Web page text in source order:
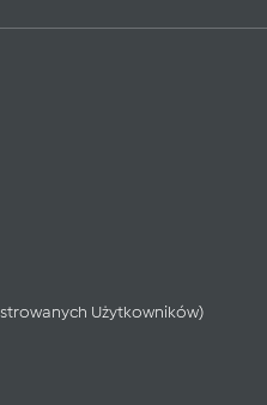
Użytkowników)